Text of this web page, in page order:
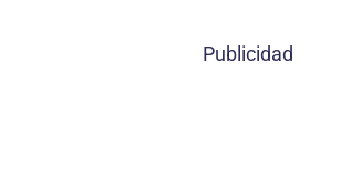
Publicidad